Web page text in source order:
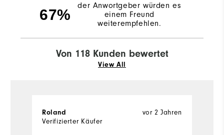
67%
der Anwortgeber würden es
einem Freund
weiterempfehlen.
Von 118 Kunden bewertet
View All
vor 2 Jahren
Roland
Verifizierter Käufer